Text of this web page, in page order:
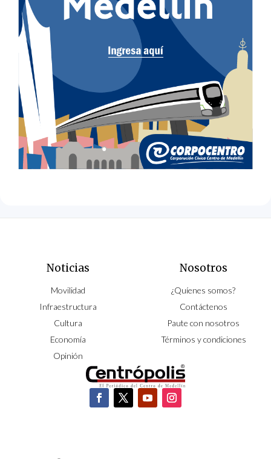
Noticias
Movilidad
Infraestructura
Cultura
Economía
Opinión
Nosotros
¿Quíenes somos?
Contáctenos
Paute con nosotros
Términos y condiciones